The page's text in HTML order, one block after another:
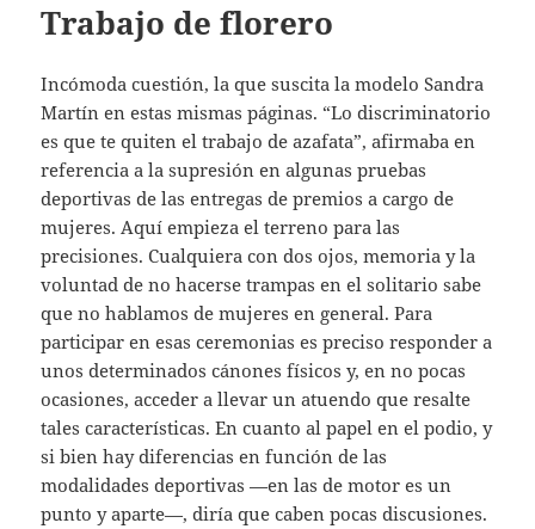
Trabajo de florero
Incómoda cuestión, la que suscita la modelo Sandra
Martín en estas mismas páginas. “Lo discriminatorio
es que te quiten el trabajo de azafata”, afirmaba en
referencia a la supresión en algunas pruebas
deportivas de las entregas de premios a cargo de
mujeres. Aquí empieza el terreno para las
precisiones. Cualquiera con dos ojos, memoria y la
voluntad de no hacerse trampas en el solitario sabe
que no hablamos de mujeres en general. Para
participar en esas ceremonias es preciso responder a
unos determinados cánones físicos y, en no pocas
ocasiones, acceder a llevar un atuendo que resalte
tales características. En cuanto al papel en el podio, y
si bien hay diferencias en función de las
modalidades deportivas —en las de motor es un
punto y aparte—, diría que caben pocas discusiones.